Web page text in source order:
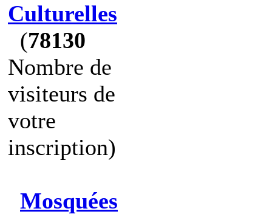
Culturelles
(78130
Nombre de
visiteurs de
votre
inscription)
Mosquées